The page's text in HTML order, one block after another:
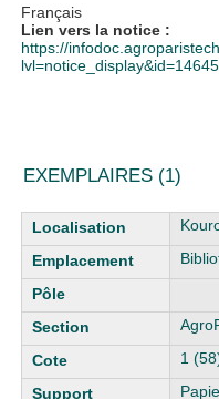
Français
Lien vers la notice :
https://
EXEMPLAIRES (1)
Liste des exemplaires
1